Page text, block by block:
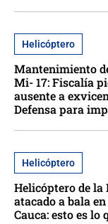
Helicóptero
Mantenimiento
Mi- 17: Fiscalía
ausente a
Defensa para
Helicóptero
Helicóptero de la
atacado a bala
Cauca: esto es lo